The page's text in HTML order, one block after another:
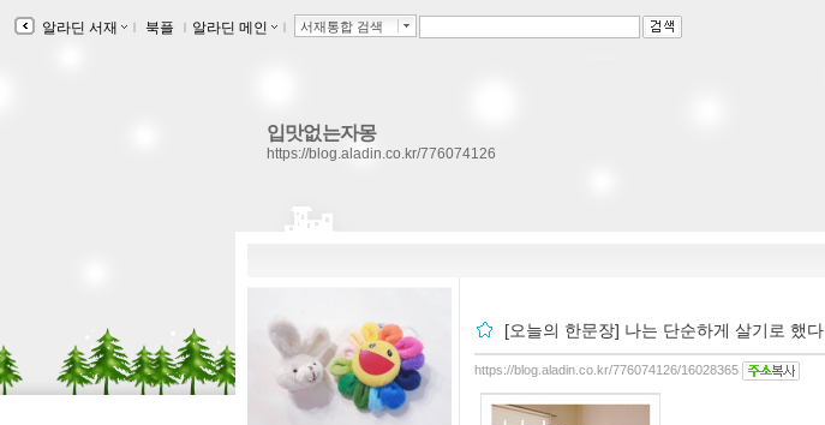
알라딘 서재 ｌ 북플 ｌ 알라딘 메인 ｌ 서재통합 검색
입맛없는자몽
https://blog.aladin.co.kr/776074126
[오늘의 한문장] 나는 단순하게 살기로 했다
https://blog.aladin.co.kr/776074126/16028365